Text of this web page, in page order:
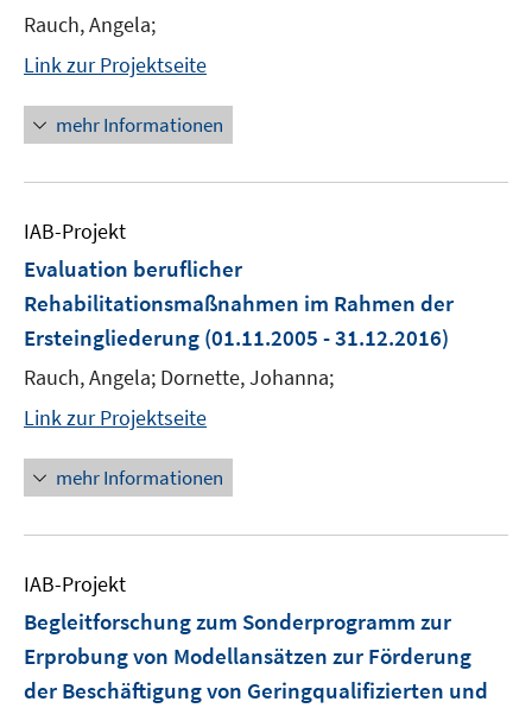
Rauch, Angela;
Link zur Projektseite
mehr Informationen
IAB-Projekt
Evaluation beruflicher
Rehabilitationsmaßnahmen im Rahmen der
Ersteingliederung (01.11.2005 - 31.12.2016)
Rauch, Angela; Dornette, Johanna;
Link zur Projektseite
mehr Informationen
IAB-Projekt
Begleitforschung zum Sonderprogramm zur
Erprobung von Modellansätzen zur Förderung
der Beschäftigung von Geringqualifizierten und